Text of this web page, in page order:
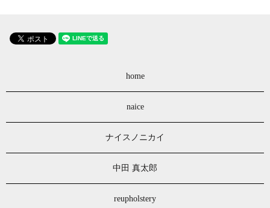
home
naice
ナイスノニカイ
中田 真太郎
reupholstery